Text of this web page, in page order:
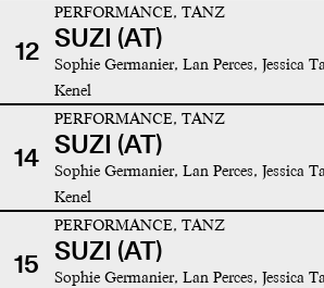
12
PERFORMANCE, TANZ
SUZI (AT)
Sophie Germanier, Lan Perces, Jessica
Kenel
14
PERFORMANCE, TANZ
SUZI (AT)
Sophie Germanier, Lan Perces, Jessica
Kenel
15
PERFORMANCE, TANZ
SUZI (AT)
Sophie Germanier, Lan Perces, Jessica